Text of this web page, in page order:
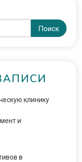
Поиск
клинику
и
в